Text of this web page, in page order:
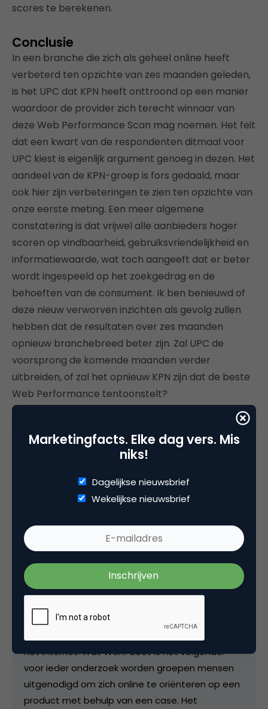
scores te berekenen.
Conclusie
In een branche die zich als geheel online heeft
verbeterd ten opzichte van zes maanden geleden,
is het UPC dat KPN heeft onttroond op een manier
waardoor de provider zich terecht winnaar van
deze Web Performance Scan mag noemen. Het feit
dat een kwart van de respondenten ditmaal voor
UPC kiest is eigenlijk argument genoeg in dezen. Het
aandeel van de KPN-groep is fors gedaald, maar
ook hier zijn verbeteringen te zien ten opzichte van
onze eerste meting. Een meer algemene
constatering is dat vrijwel alle aanbieders hoger
scoren op vindbaarheid, gebruiksvriendelijkheid en
informatiewaarde, wat toch aangeeft dat er beter
wordt ingespeeld op het zoekgedrag en de
behoeften van de consument. Ik ben benieuwd of
deze nieuw verworven inzichten als gevolg zullen
hebben dat de resultaten over zes maanden
opnieuw branchebreed beter zijn. Zal UPC de
voorsprong de komende maanden verder
uitbreiden, of zal het opnieuw KPN zijn dat de beste
Web Performance tentoonstelt?
Henk Kroezen
Henk Kroezen heeft samen met zijn broer Klaas
WUA! staat voluit voor Web Usability Advice.
het internet. Wat WUA! doet is het volgende:
voor ieder onderzoek worden groepen mensen
uitgenodigd om zich online te oriënteren op een
product met behulp van een case. Het
Marketingfacts. Elke dag vers. Mis
niks!
Dagelijkse nieuwsbrief
Wekelijkse nieuwsbrief